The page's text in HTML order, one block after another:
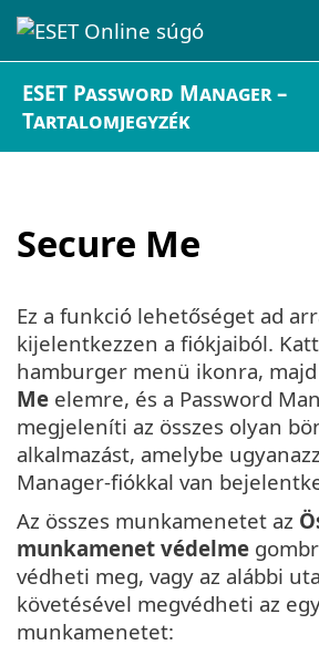
ESET Password Manager –
Tartalomjegyzék
Secure Me
Ez a funkció lehetőséget ad
kijelentkezzen a fiókjaiból.
hamburger menü ikonra, majd
Me elemre, és a Password
megjeleníti az összes olyan
alkalmazást, amelybe
Manager-fiókkal van
Az összes munkamenetet az
munkamenet védelme
védheti meg, vagy az alábbi
követésével megvédheti az
munkamenetet: